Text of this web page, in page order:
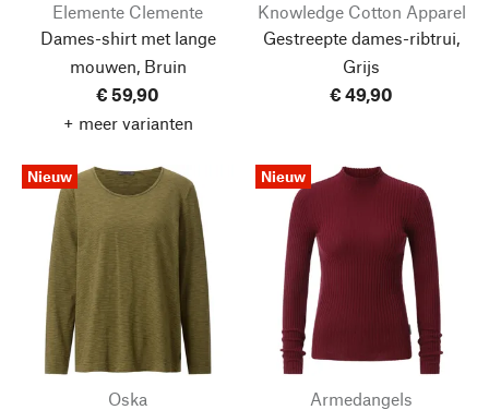
Elemente Clemente
Dames-shirt met lange
mouwen, Bruin
€ 59,90
+ meer varianten
Knowledge Cotton Apparel
Gestreepte dames-ribtrui,
Grijs
€ 49,90
Nieuw
Oska
Nieuw
Armedangels